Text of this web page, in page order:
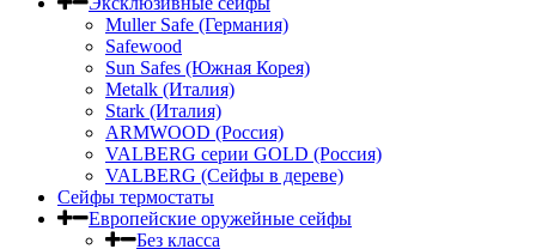
Muller Safe (Германия)
Safewood
Sun Safes (Южная Корея)
Metalk (Италия)
Stark (Италия)
ARMWOOD (Россия)
VALBERG серии GOLD (Россия)
VALBERG (Сейфы в дереве)
Сейфы термостаты
Европейские оружейные сейфы
Без класса